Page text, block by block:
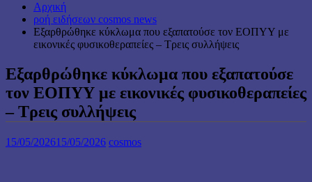
Αρχική
ροή ειδήσεων cosmos news
Εξαρθρώθηκε κύκλωμα που εξαπατούσε τον ΕΟΠΥΥ με
εικονικές φυσικοθεραπείες – Τρεις συλλήψεις
Εξαρθρώθηκε κύκλωμα που εξαπατούσε
τον ΕΟΠΥΥ με εικονικές φυσικοθεραπείες
– Τρεις συλλήψεις
15/05/202615/05/2026 cosmos